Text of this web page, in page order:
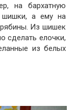
на бархатную
шишки, а ему на
рябины. Из шишек
сделать елочки,
из белых